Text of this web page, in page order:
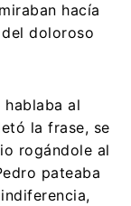
hacía
doloroso
hablaba al
la frase, se
rogándole al
pateaba